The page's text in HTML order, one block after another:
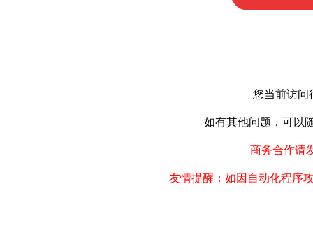
您当前访问
如有其他问题，可以
商务合作请
友情提醒：如因自动化程序